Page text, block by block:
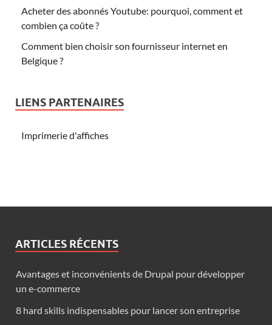
Acheter des abonnés Youtube: pourquoi, comment et
combien ça coûte ?
Comment bien choisir son fournisseur internet en
Belgique ?
LIENS PARTENAIRES
Imprimerie d'affiches
ARTICLES RÉCENTS
Avantages et inconvénients de Drupal pour développer
un e-commerce
8 hard skills indispensables pour lancer son entreprise